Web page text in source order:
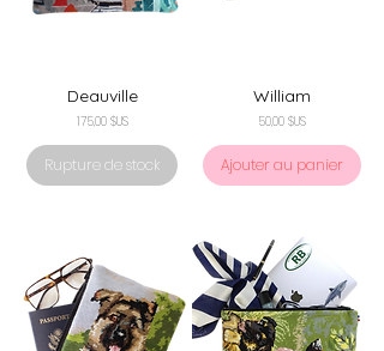
Deauville
Prix
175,00 $US
Rupture de stock
William
Prix
50,00 $US
Ajouter au panier